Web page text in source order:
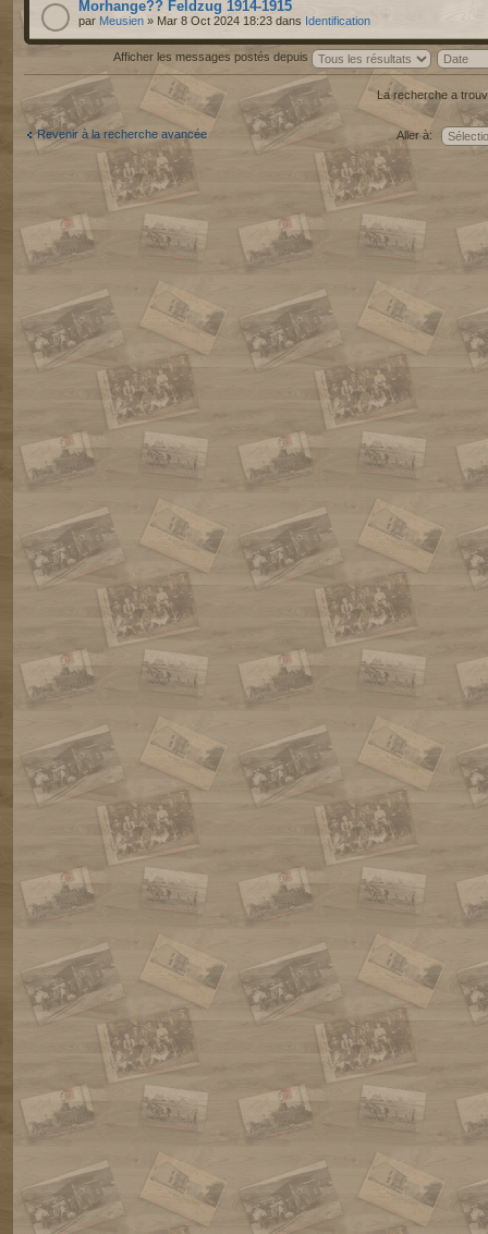
Morhange?? Feldzug 1914-1915
par Meusien » Mar 8 Oct 2024 18:23 dans Identification
Afficher les messages postés depuis
La recherche a
Revenir à la recherche avancée Aller à: